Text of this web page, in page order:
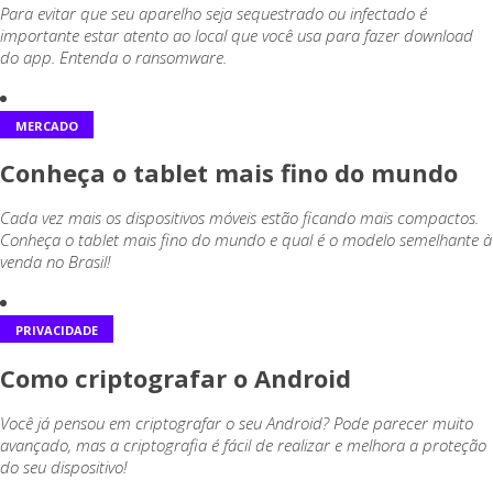
Para evitar que seu aparelho seja sequestrado ou infectado é
importante estar atento ao local que você usa para fazer download
do app. Entenda o ransomware.
MERCADO
Conheça o tablet mais fino do mundo
Cada vez mais os dispositivos móveis estão ficando mais compactos.
Conheça o tablet mais fino do mundo e qual é o modelo semelhante à
venda no Brasil!
PRIVACIDADE
Como criptografar o Android
Você já pensou em criptografar o seu Android? Pode parecer muito
avançado, mas a criptografia é fácil de realizar e melhora a proteção
do seu dispositivo!